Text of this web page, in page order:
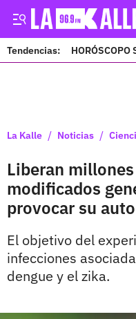
Tendencias: HORÓSCOPO
La Kalle / Noticias /
Liberan
modificados
provocar su
El objetivo del
infecciones
dengue y el zika.